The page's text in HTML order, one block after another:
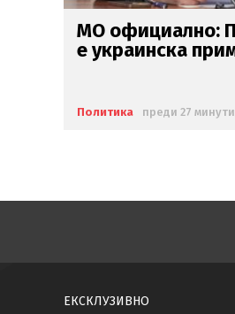
Политиците се
според
напада
Политика преди 32 минути
ЕКСКЛУЗИВНО